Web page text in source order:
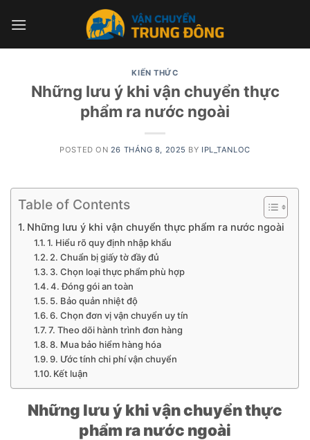
KIẾN THỨC
Những lưu ý khi vận chuyển thực
phẩm ra nước ngoài
POSTED ON 26 THÁNG 8, 2025 BY IPL_TANLOC
Table of Contents
Những lưu ý khi vận chuyển thực phẩm ra nước ngoài
1. Hiểu rõ quy định nhập khẩu
2. Chuẩn bị giấy tờ đầy đủ
3. Chọn loại thực phẩm phù hợp
4. Đóng gói an toàn
5. Bảo quản nhiệt độ
6. Chọn đơn vị vận chuyển uy tín
7. Theo dõi hành trình đơn hàng
8. Mua bảo hiểm hàng hóa
9. Ước tính chi phí vận chuyển
Kết luận
Những lưu ý khi vận chuyển thực
phẩm ra nước ngoài